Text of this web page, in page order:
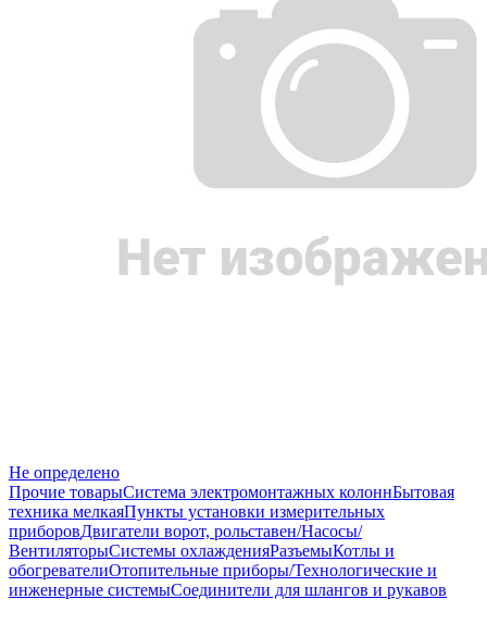
Не определено
Прочие товарыСистема электромонтажных колоннБытовая
техника мелкаяПункты установки измерительных
приборовДвигатели ворот, рольставен/Насосы/
ВентиляторыСистемы охлажденияРазъемыКотлы и
обогревателиОтопительные приборы/Технологические и
инженерные системыСоединители для шлангов и рукавов